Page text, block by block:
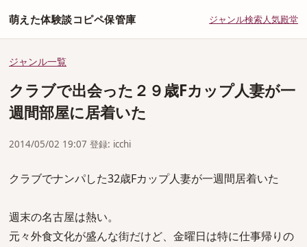
萌えた体験談コピペ保管庫 ジャンル検索人気殿堂
ジャンル一覧
クラブで出会った２９歳Fカップ人妻が一
週間部屋に居着いた
2014/05/02 19:07 登録: icchi
クラブでナンパした32歳Fカップ人妻が一週間居着いた
週末の名古屋は熱い。
元々外食文化が盛んな街だけど、金曜日は特に仕事帰りの